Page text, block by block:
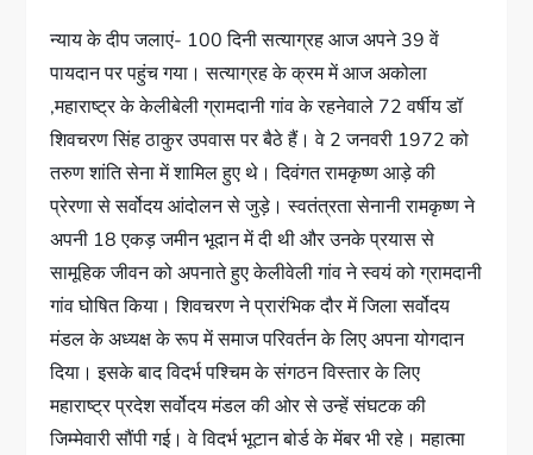
न्याय के दीप जलाएं- 100 दिनी सत्याग्रह आज अपने 39 वें
पायदान पर पहुंच गया। सत्याग्रह के क्रम में आज अकोला
,महाराष्ट्र के केलीबेली ग्रामदानी गांव के रहनेवाले 72 वर्षीय डॉ
शिवचरण सिंह ठाकुर उपवास पर बैठे हैं। वे 2 जनवरी 1972 को
तरुण शांति सेना में शामिल हुए थे। दिवंगत रामकृष्ण आड़े की
प्रेरणा से सर्वोदय आंदोलन से जुड़े। स्वतंत्रता सेनानी रामकृष्ण ने
अपनी 18 एकड़ जमीन भूदान में दी थी और उनके प्रयास से
सामूहिक जीवन को अपनाते हुए केलीवेली गांव ने स्वयं को ग्रामदानी
गांव घोषित किया। शिवचरण ने प्रारंभिक दौर में जिला सर्वोदय
मंडल के अध्यक्ष के रूप में समाज परिवर्तन के लिए अपना योगदान
दिया। इसके बाद विदर्भ पश्चिम के संगठन विस्तार के लिए
महाराष्ट्र प्रदेश सर्वोदय मंडल की ओर से उन्हें संघटक की
जिम्मेवारी सौंपी गई। वे विदर्भ भूटान बोर्ड के मेंबर भी रहे। महात्मा